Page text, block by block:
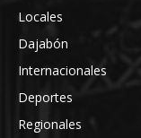
Locales
Dajabón
Internacionales
Deportes
Regionales